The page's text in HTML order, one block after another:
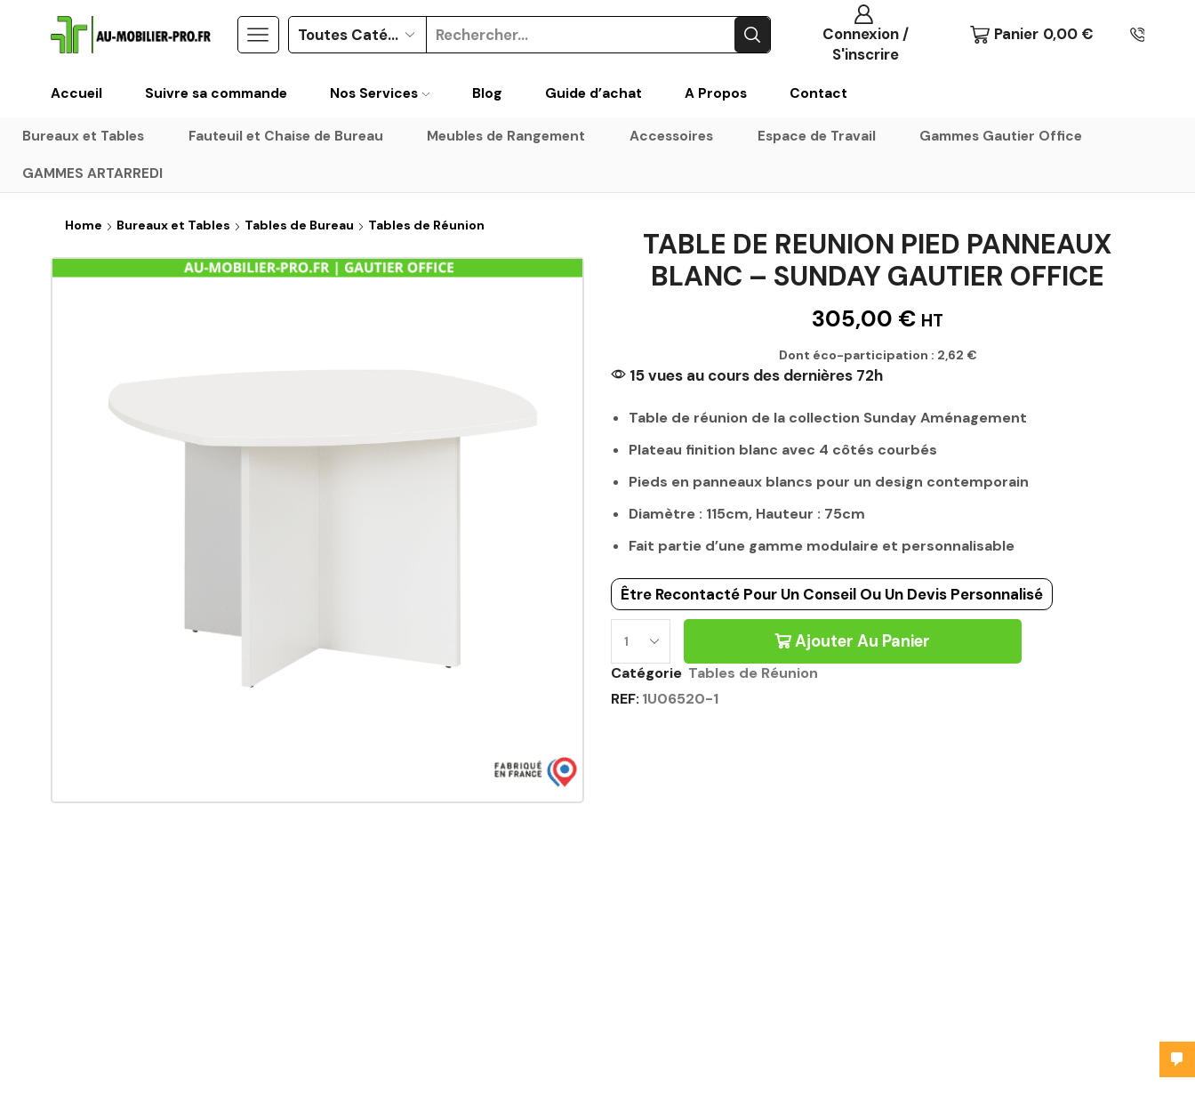
Connexion /
S'inscrire
Panier 0,00 €
Accueil Suivre sa commande Nos Services Blog Guide d’achat A Propos Contact
Bureaux et Tables Fauteuil et Chaise de Bureau Meubles de Rangement Accessoires Espace de Travail Gammes Gautier Office
GAMMES ARTARREDI
Home Bureaux et Tables Tables de Bureau Tables de Réunion
TABLE DE REUNION PIED PANNEAUX
BLANC – SUNDAY GAUTIER OFFICE
305,00 € HT
Dont éco-participation : 2,62 €
15 vues au cours des dernières 72h
Table de réunion de la collection Sunday Aménagement
Plateau finition blanc avec 4 côtés courbés
Pieds en panneaux blancs pour un design contemporain
Diamètre : 115cm, Hauteur : 75cm
Fait partie d’une gamme modulaire et personnalisable
Être Recontacté Pour Un Conseil Ou Un Devis Personnalisé
Ajouter Au Panier
Catégorie Tables de Réunion
REF: 1U06520-1